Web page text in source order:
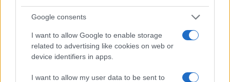
Google consents
I want to allow Google to enable storage
related to advertising like cookies on web or
device identifiers in apps.
I want to allow my user data to be sent to